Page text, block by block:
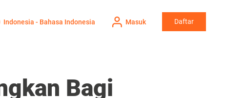
Indonesia - Bahasa Indonesia Masuk Daftar
Bagi